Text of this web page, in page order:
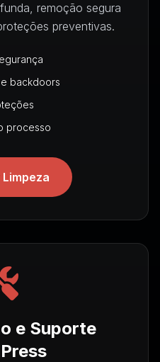
remoção segura
preventivas.
backdoors
processo
e Suporte